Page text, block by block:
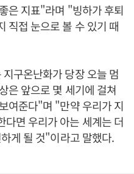
은 지표"라며 "빙하가 후퇴
직접 눈으로 볼 수 있기 때
구온난화가 당장 오늘 멈
은 앞으로 몇 세기에 걸쳐
여준다"며 "만약 우리가 지
다면 우리가 아는 세계는 더
게 될 것"이라고 말했다.